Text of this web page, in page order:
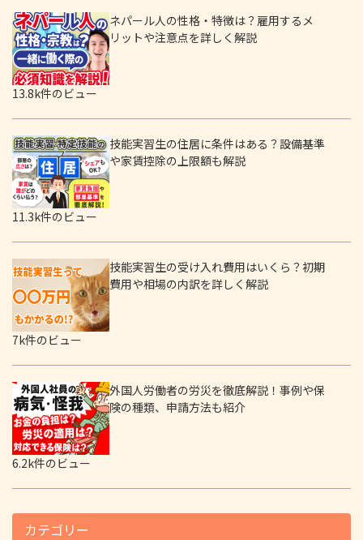
ネパール人の性格・特徴は？雇用するメ
リットや注意点を詳しく解説
13.8k件のビュー
技能実習生の住居に条件はある？設備基準
や家賃控除の上限額も解説
11.3k件のビュー
技能実習生の受け入れ費用はいくら？初期
費用や相場の内訳を詳しく解説
7k件のビュー
外国人労働者の労災を徹底解説！事例や保
険の種類、申請方法も紹介
6.2k件のビュー
カテゴリー